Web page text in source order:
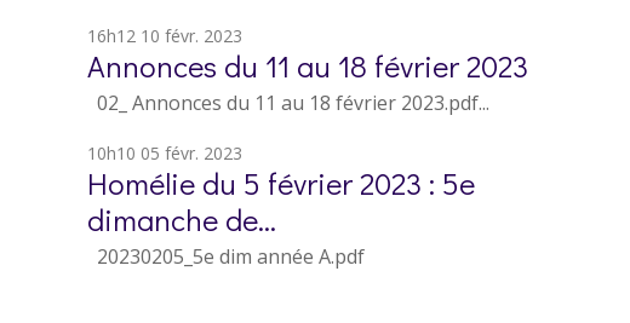
16h12 10 févr. 2023
Annonces du 11 au 18 février 2023
02_ Annonces du 11 au 18 février 2023.pdf...
10h10 05 févr. 2023
Homélie du 5 février 2023 : 5e
dimanche de...
20230205_5e dim année A.pdf